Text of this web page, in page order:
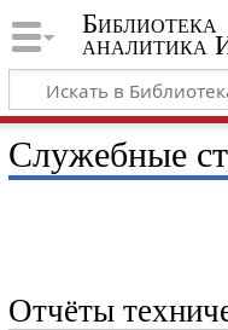
Библиотека
аналитика
Служебные
Отчёты